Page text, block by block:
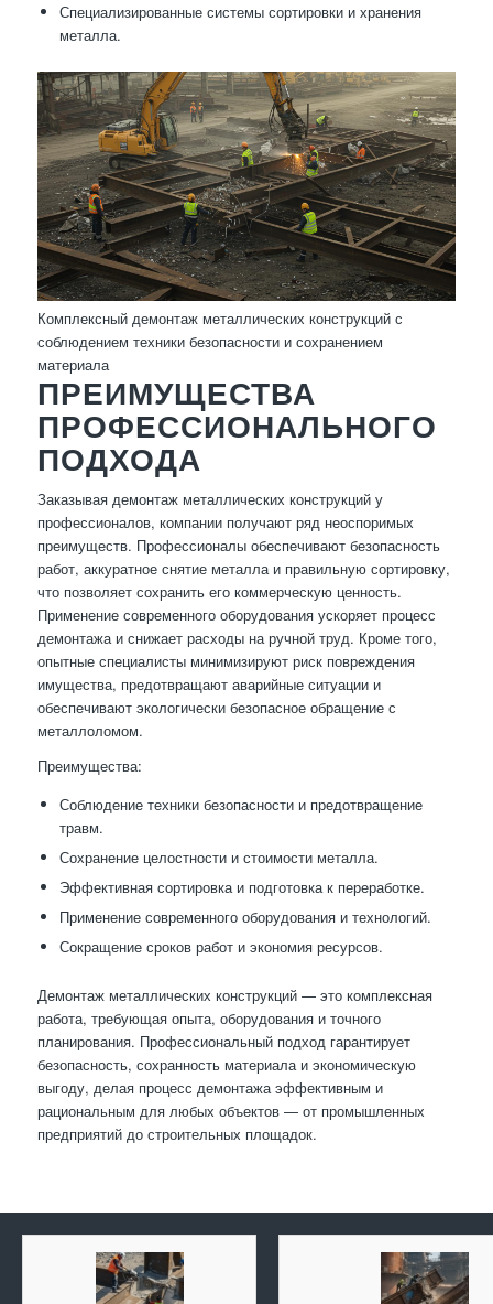
Специализированные системы сортировки и хранения
металла.
Комплексный демонтаж металлических конструкций с
соблюдением техники безопасности и сохранением
материала
ПРЕИМУЩЕСТВА
ПРОФЕССИОНАЛЬНОГО
ПОДХОДА
Заказывая демонтаж металлических конструкций у
профессионалов, компании получают ряд неоспоримых
преимуществ. Профессионалы обеспечивают безопасность
работ, аккуратное снятие металла и правильную сортировку,
что позволяет сохранить его коммерческую ценность.
Применение современного оборудования ускоряет процесс
демонтажа и снижает расходы на ручной труд. Кроме того,
опытные специалисты минимизируют риск повреждения
имущества, предотвращают аварийные ситуации и
обеспечивают экологически безопасное обращение с
металлоломом.
Преимущества:
Соблюдение техники безопасности и предотвращение
травм.
Сохранение целостности и стоимости металла.
Эффективная сортировка и подготовка к переработке.
Применение современного оборудования и технологий.
Сокращение сроков работ и экономия ресурсов.
Демонтаж металлических конструкций — это комплексная
работа, требующая опыта, оборудования и точного
планирования. Профессиональный подход гарантирует
безопасность, сохранность материала и экономическую
выгоду, делая процесс демонтажа эффективным и
рациональным для любых объектов — от промышленных
предприятий до строительных площадок.